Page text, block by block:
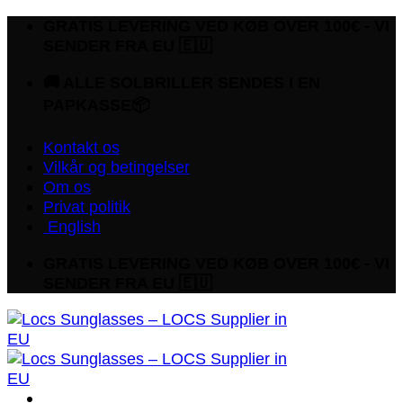
Kontakt os
Vilkår og betingelser
Om os
Privat politik
English